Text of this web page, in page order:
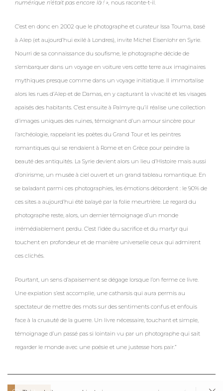
numérique n’était pas encore là ! », nous raconte-t-il.
C’est en donc en 2002 que le photographe et curateur Issa Touma, basé
à Alep (et aujourd’hui exilé à Londres), invite Michel Eisenlohr en Syrie.
Nourri de sa connaissance du soufisme, le photographe décide de
s’embarquer dans un voyage en voiture vers cette terre aux imaginaires
mythiques presque comme dans un voyage initiatique. Il immortalise
alors les rues d’Alep et de Damas, en y capturant la vivacité et les visages
apaisés des habitants. C’est ensuite à Palmyre qu’il réalise une collection
d’images uniques des ruines, témoignant d’un amour sincère pour
l’archéologie, rappelant les poètes du Grand Tour et les peintres
romantiques qui se rendaient à Rome et en Grèce pour peindre la
beauté des antiquités. La Syrie devient alors un lieu d’Histoire mais aussi
d’onirisme, un musée à ciel ouvert et un grand tableau romantique. En
se baladant parmi ces photographies, les émotions débordent : le 90% de
ces sites a aujourd’hui été balayé par la folie meurtrière. Le regard du
photographe reste, alors, un dernier témoignage d’un monde
irrémédiablement perdu. C’est l’idée du sacrifice et du martyr qui
touchent en profondeur et de manière universelle ceux qui admirent
ces clichés.
Pourtant, un sens d’apaisement se dégage lorsque l’on ferme ce livre.
Une expiation s’est accomplie, une catharsis qui aura permis au
spectateur de mettre des mots sur des sentiments confus et enfouis
face à la cruauté de la guerre. Un livre nécessaire, touchant et simple,
témoignage d’un passé pas si lointain vu par un photographe qui sait
regarder le monde avec une poésie et une justesse hors pair.”